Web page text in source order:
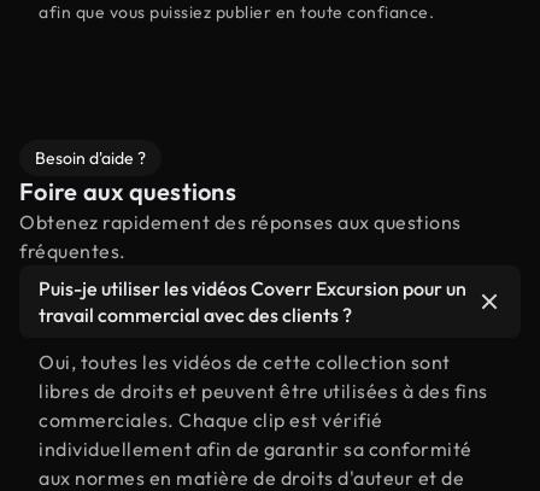
afin que vous puissiez publier en toute confiance.
Besoin d'aide ?
Foire aux questions
Obtenez rapidement des réponses aux questions
fréquentes.
Puis-je utiliser les vidéos Coverr Excursion pour un
travail commercial avec des clients ?
Oui, toutes les vidéos de cette collection sont
libres de droits et peuvent être utilisées à des fins
commerciales. Chaque clip est vérifié
individuellement afin de garantir sa conformité
aux normes en matière de droits d'auteur et de